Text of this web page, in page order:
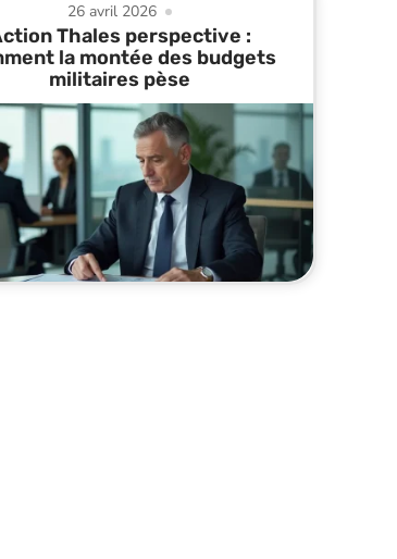
26 avril 2026
Thales perspective :
la montée des budgets
militaires pèse